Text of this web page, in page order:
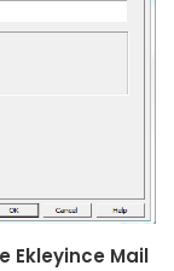
Ekleyince Mail